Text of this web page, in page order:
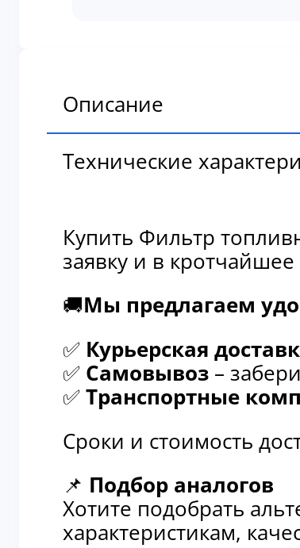
6221
Описание
Технические
Купить Фильтр
заявку и в
🚚Мы предлагаем
✅ Курьерская
✅ Самовывоз –
✅ Транспортные
Сроки и стоимость
📌 Подбор аналогов
Хотите подобрать
характеристикам,